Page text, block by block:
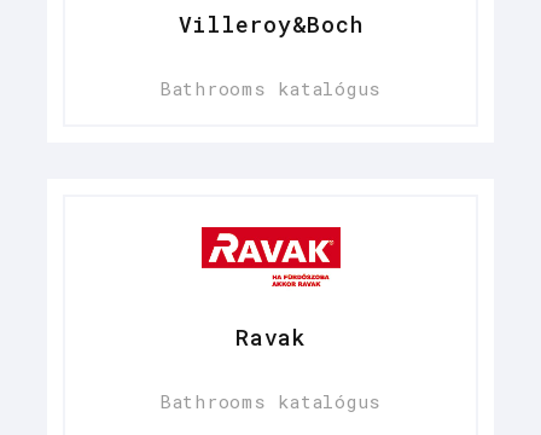
Villeroy&Boch
Bathrooms katalógus
Ravak
Bathrooms katalógus